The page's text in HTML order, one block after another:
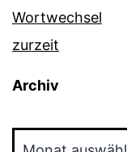
Wortwechsel
zurzeit
Archiv